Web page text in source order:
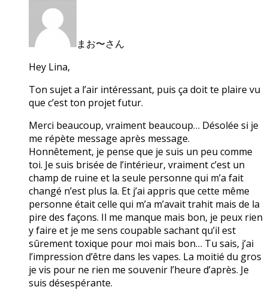
まお〜さん
Hey Lina,
Ton sujet a l’air intéressant, puis ça doit te plaire vu
que c’est ton projet futur.
Merci beaucoup, vraiment beaucoup… Désolée si je
me répète message après message.
Honnêtement, je pense que je suis un peu comme
toi. Je suis brisée de l’intérieur, vraiment c’est un
champ de ruine et la seule personne qui m’a fait
changé n’est plus la. Et j’ai appris que cette même
personne était celle qui m’a m’avait trahit mais de la
pire des façons. Il me manque mais bon, je peux rien
y faire et je me sens coupable sachant qu’il est
sûrement toxique pour moi mais bon… Tu sais, j’ai
l’impression d’être dans les vapes. La moitié du gros
je vis pour ne rien me souvenir l’heure d’après. Je
suis désespérante.